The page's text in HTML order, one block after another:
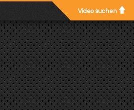
Video suchen